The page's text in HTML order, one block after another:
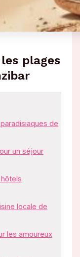
plages
de
un séjour
locale de
les amoureux